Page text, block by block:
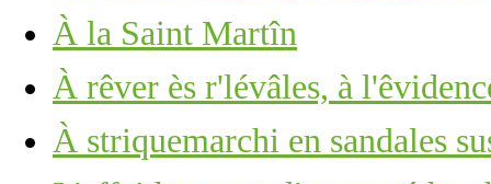
À la Saint Martîn
À rêver ès r'lévâles, à
À striquemarchi en sandales